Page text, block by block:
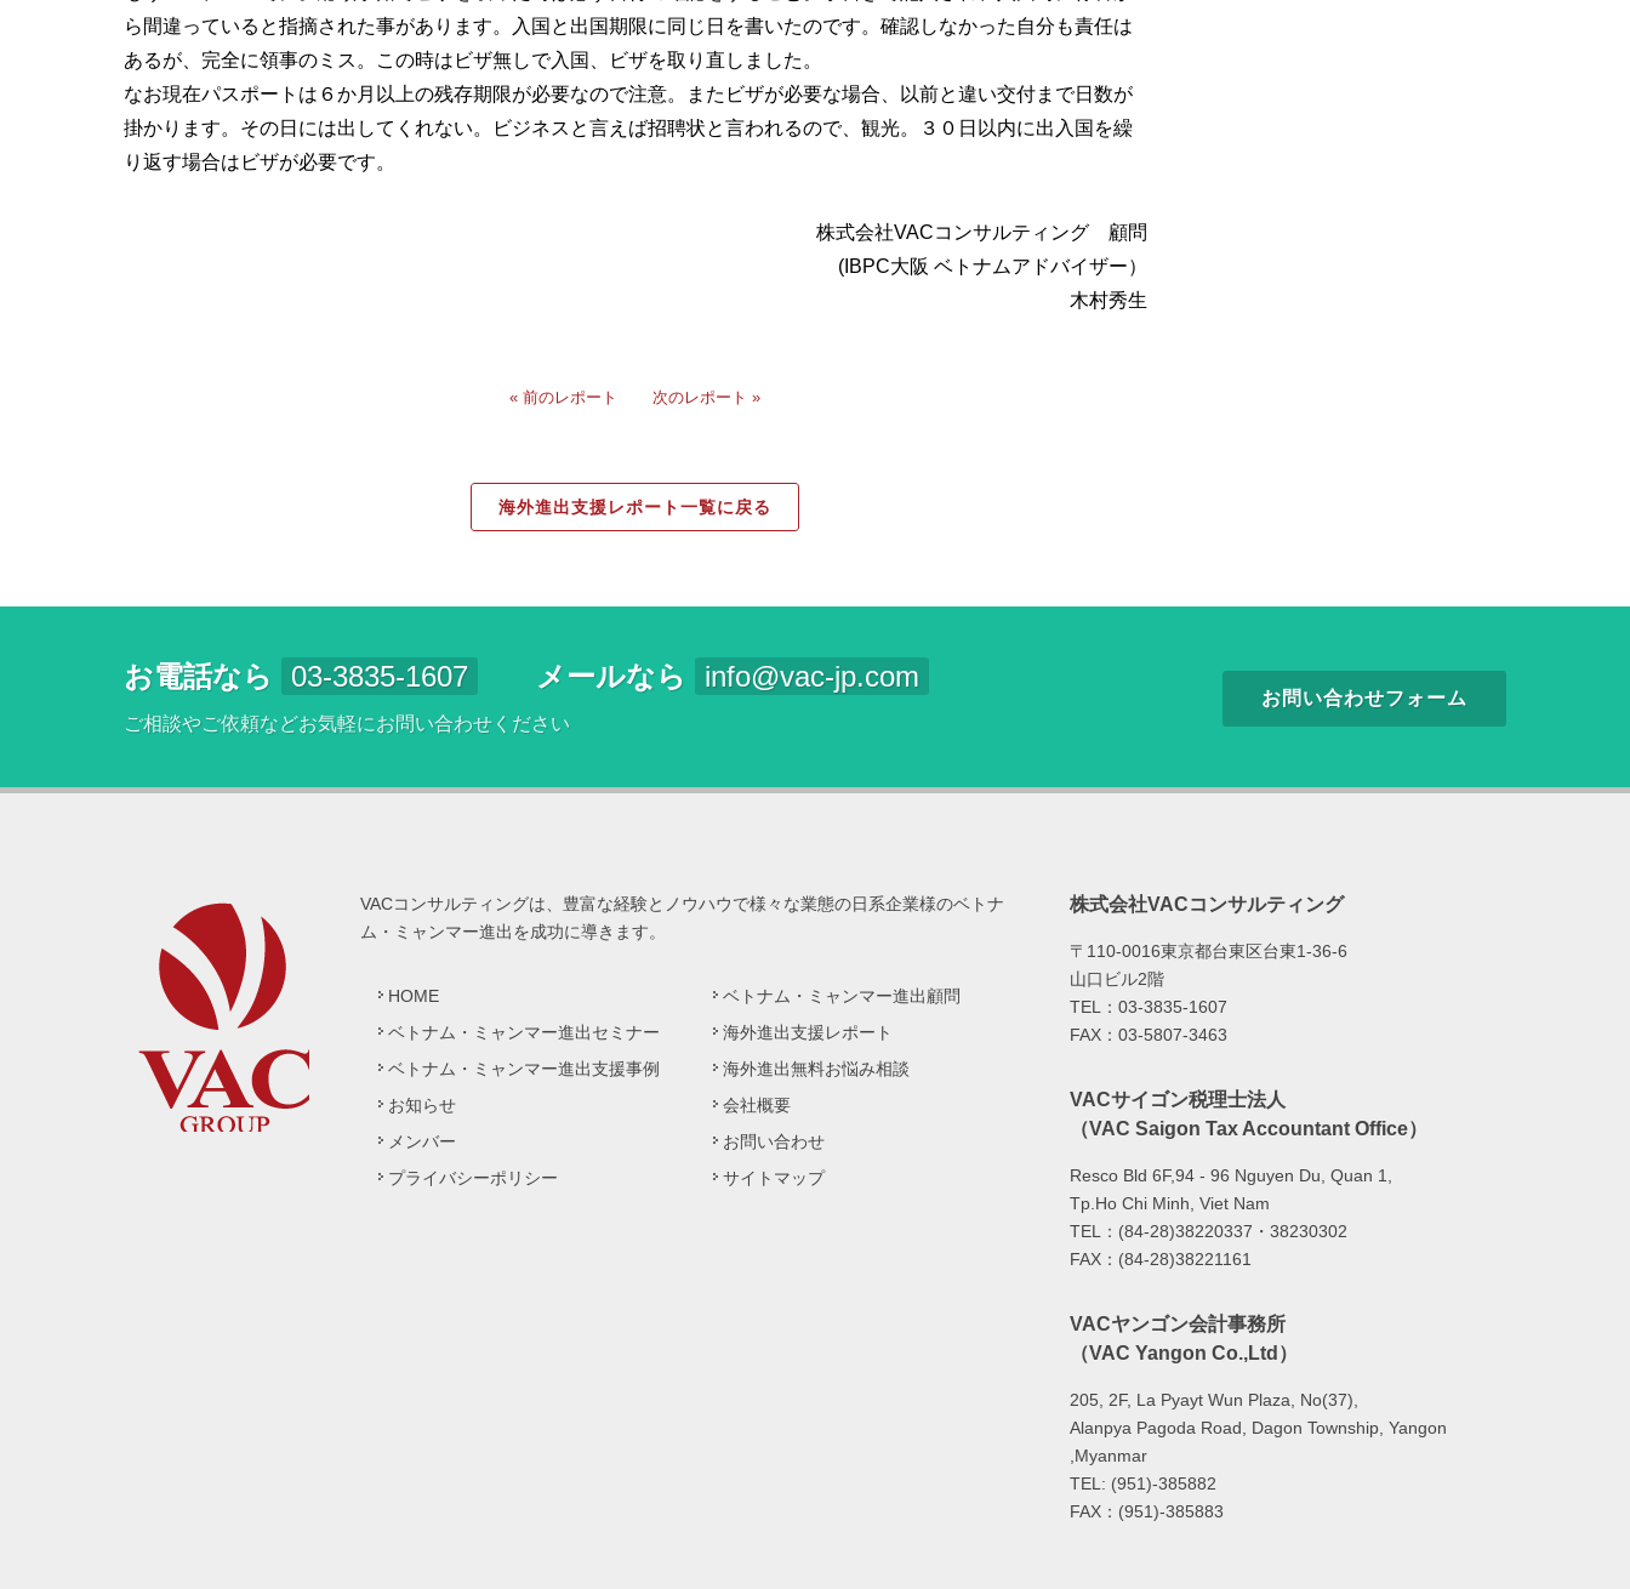
ら間違っていると指摘された事があります。入国と出国期限に同じ日を書いたのです。確認しなかった自分も責任は
あるが、完全に領事のミス。この時はビザ無しで入国、ビザを取り直しました。
なお現在パスポートは６か月以上の残存期限が必要なので注意。またビザが必要な場合、以前と違い交付まで日数が
掛かります。その日には出してくれない。ビジネスと言えば招聘状と言われるので、観光。３０日以内に出入国を繰
り返す場合はビザが必要です。
株式会社VACコンサルティング 顧問
(IBPC大阪 ベトナムアドバイザー）
木村秀生
« 前のレポート 次のレポート »
海外進出支援レポート一覧に戻る
お電話なら 03-3835-1607 メールなら info@vac-jp.com
ご相談やご依頼などお気軽にお問い合わせください
お問い合わせフォーム
VACコンサルティングは、豊富な経験とノウハウで様々な業態の日系企業様のベトナ
ム・ミャンマー進出を成功に導きます。
HOME
ベトナム・ミャンマー進出顧問
ベトナム・ミャンマー進出セミナー
海外進出支援レポート
ベトナム・ミャンマー進出支援事例
海外進出無料お悩み相談
お知らせ
会社概要
メンバー
お問い合わせ
プライバシーポリシー
サイトマップ
株式会社VACコンサルティング
〒110-0016東京都台東区台東1-36-6
山口ビル2階
TEL：03-3835-1607
FAX：03-5807-3463
VACサイゴン税理士法人
（VAC Saigon Tax Accountant Office）
Resco Bld 6F,94 - 96 Nguyen Du, Quan 1,
Tp.Ho Chi Minh, Viet Nam
TEL：(84-28)38220337・38230302
FAX：(84-28)38221161
VACヤンゴン会計事務所
（VAC Yangon Co.,Ltd）
205, 2F, La Pyayt Wun Plaza, No(37),
Alanpya Pagoda Road, Dagon Township, Yangon
,Myanmar
TEL: (951)-385882
FAX：(951)-385883